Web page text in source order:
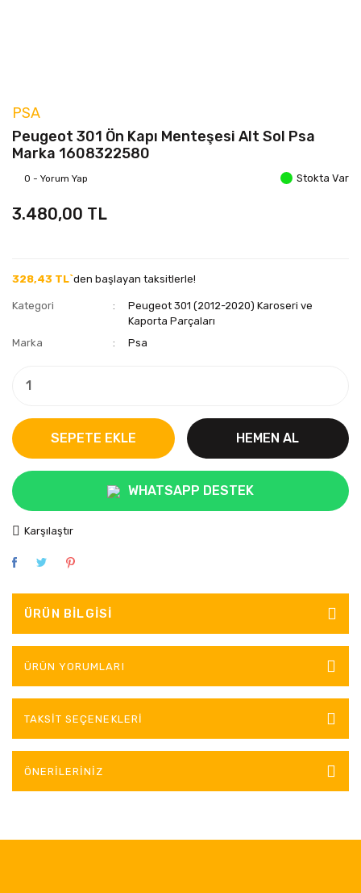
PSA
Peugeot 301 Ön Kapı Menteşesi Alt Sol Psa
Marka 1608322580
0 - Yorum Yap Stokta Var
3.480,00 TL
328,43 TL`den başlayan taksitlerle!
Kategori
Peugeot 301 (2012-2020) Karoseri ve
Kaporta Parçaları
Marka
Psa
SEPETE EKLE HEMEN AL
WHATSAPP DESTEK
Karşılaştır
ÜRÜN BILGISI
ÜRÜN YORUMLARI
TAKSIT SEÇENEKLERI
ÖNERILERINIZ